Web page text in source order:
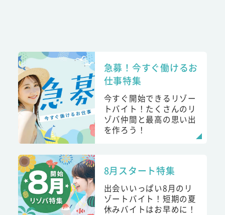
急募！今すぐ働けるお
仕事特集
今すぐ開始できるリゾー
トバイト！たくさんのリ
ゾバ仲間と最高の思い出
を作ろう！
8月スタート特集
出会いいっぱい8月のリ
ゾートバイト！短期の夏
休みバイトはお早めに！